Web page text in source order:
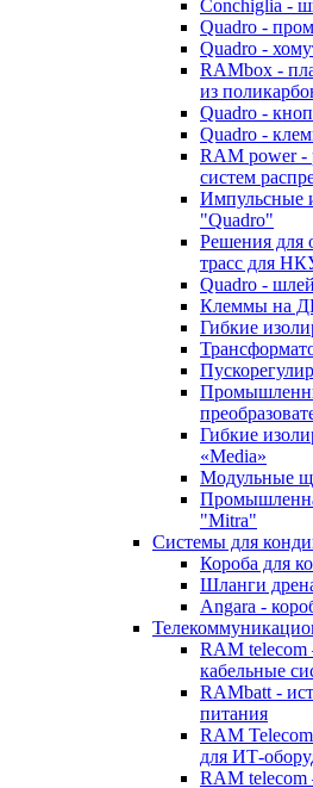
Conchiglia -
Quadro -
Quadro -
RAMbox -
из
Quadro -
Quadro -
RAM power -
систем
Импульсные
"Quadro"
Решения для
трасс для
Quadro -
Клеммы на
Гибкие
Гибкие
«Media»
Модульные
"Mitra"
Системы для
Короба для
Шланги
Angara -
RAM telecom
кабельные
RAMbatt -
питания
RAM
для ИТ-
RAM